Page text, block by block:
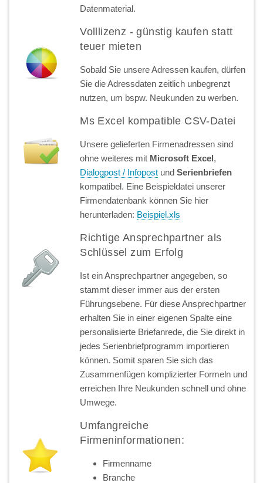
Datenmaterial.
Volllizenz - günstig kaufen statt
teuer mieten
Sobald Sie unsere Adressen kaufen, dürfen
Sie die Adressdaten zeitlich unbegrenzt
nutzen, um bspw. Neukunden zu werben.
Ms Excel kompatible CSV-Datei
Unsere gelieferten Firmenadressen sind
ohne weiteres mit Microsoft Excel,
Dialogpost / Infopost undSerienbriefen
kompatibel. Eine Beispieldatei unserer
Firmendatenbank können Sie hier
herunterladen: Beispiel.xls
Richtige Ansprechpartner als
Schlüssel zum Erfolg
Ist ein Ansprechpartner angegeben, so
stammt dieser immer aus der ersten
Führungsebene. Für diese Ansprechpartner
erhalten Sie in einer eigenen Spalte eine
personalisierte Briefanrede, die Sie direkt in
jedes Serienbriefprogramm importieren
können. Somit sparen Sie sich das
Zusammenfügen komplizierter Formeln und
erreichen Ihre Neukunden schnell und ohne
Umwege.
Umfangreiche
Firmeninformationen:
Firmenname
Branche